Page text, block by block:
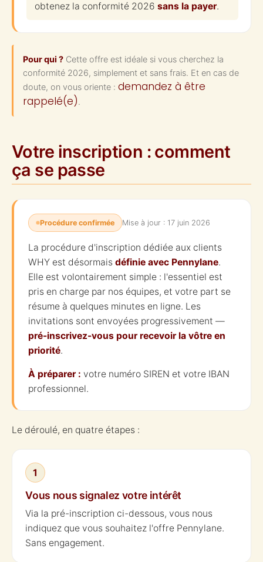
obtenez la conformité 2026sans la payer.
Pour qui ? Cette offre est idéale si vous cherchez la
conformité 2026, simplement et sans frais. Et en cas de
doute, on vous oriente : demandez à être
rappelé(e).
Votre inscription : comment
ça se passe
Procédure confirmée Mise à jour : 17 juin 2026
La procédure d'inscription dédiée aux clients
WHY est désormais définie avec Pennylane.
Elle est volontairement simple : l'essentiel est
pris en charge par nos équipes, et votre part se
résume à quelques minutes en ligne. Les
invitations sont envoyées progressivement —
pré-inscrivez-vous pour recevoir la vôtre en
priorité.
À préparer : votre numéro SIREN et votre IBAN
professionnel.
Le déroulé, en quatre étapes :
1
Vous nous signalez votre intérêt
Via la pré-inscription ci-dessous, vous nous
indiquez que vous souhaitez l'offre Pennylane.
Sans engagement.